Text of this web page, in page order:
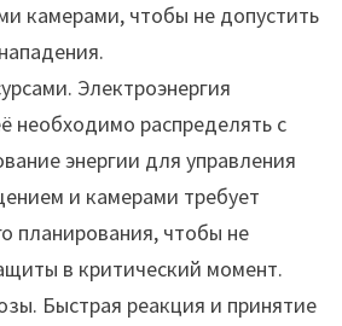
камерами, чтобы не допустить
Электроэнергия
необходимо распределять с
энергии для управления
и камерами требует
планирования, чтобы не
в критический момент.
Быстрая реакция и принятие